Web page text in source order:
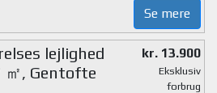
Se mere
lejlighed
㎡, Gentofte
kr. 13.900
Eksklusiv
forbrug